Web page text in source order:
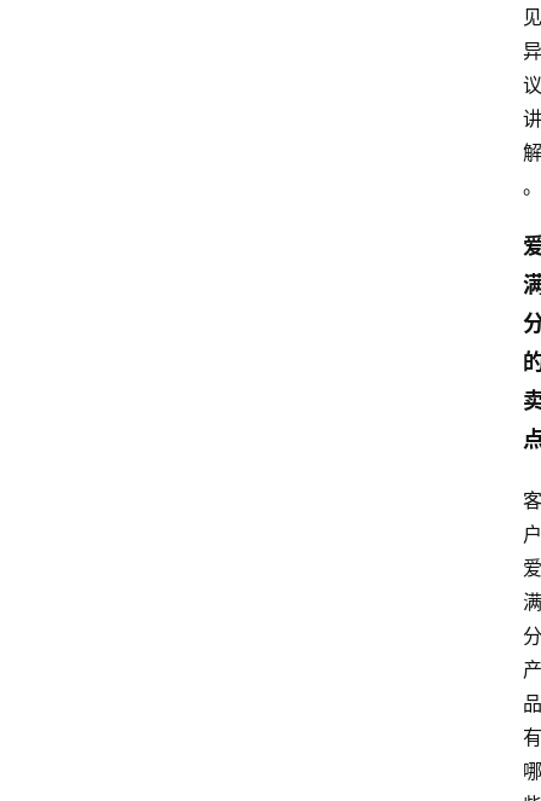
见
异
议
讲
解
。
客
户
爱
满
分
产
品
有
哪